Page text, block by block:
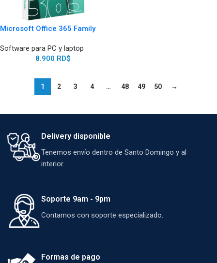
Microsoft Office 365 Family
Software para PC y laptop
8.900 RD$
1 2 3 4 … 48 49 50 →
Delivery disponible
Tenemos envío dentro de Santo Domingo y al
interior.
Soporte 9am - 9pm
Contamos con soporte especializado.
Formas de pago